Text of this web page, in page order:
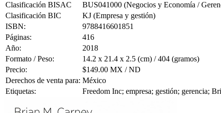
Clasificación BISAC
BUS041000 (Negocios y Economía /
Clasificación BIC
KJ (Empresa y gestión)
ISBN:
9788416601851
Páginas:
416
Año:
2018
Formato / Peso:
14.2 x 21.4 x 2.5 (cm) / 404 (gramos)
Precio:
$149.00 MX / ND
Derechos de venta para: México
Etiquetas:
Freedom Inc; empresa; gestión; gerencia;